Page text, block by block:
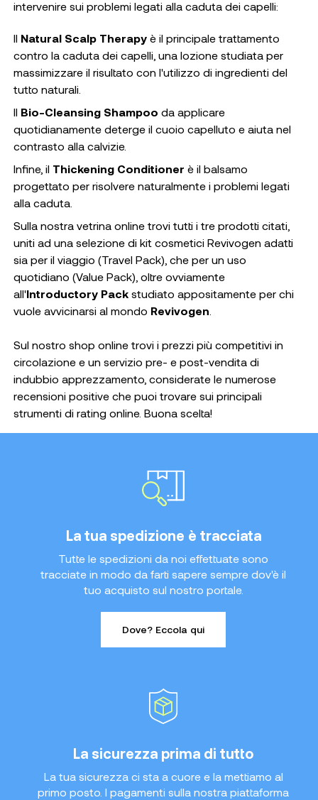
intervenire sui problemi legati alla caduta dei capelli:
Il Natural Scalp Therapyè il principale trattamento
contro la caduta dei capelli, una lozione studiata per
massimizzare il risultato con l'utilizzo di ingredienti del
tutto naturali.
Il Bio-Cleansing Shampoo da applicare
quotidianamente deterge il cuoio capelluto e aiuta nel
contrasto alla calvizie.
Infine, il Thickening Conditioner è il balsamo
progettato per risolvere naturalmente i problemi legati
alla caduta.
Sulla nostra vetrina online trovi tutti i tre prodotti citati,
uniti ad una selezione di kit cosmetici Revivogen adatti
sia per il viaggio (Travel Pack), che per un uso
quotidiano (Value Pack), oltre ovviamente
all'Introductory Packstudiato appositamente per chi
vuole avvicinarsi al mondo Revivogen
Sul nostro shop online trovi i prezzi più competitivi in
circolazione e un servizio pre- e post-vendita di
indubbio apprezzamento, considerate le numerose
recensioni positive che puoi trovare sui principali
strumenti di rating online. Buona scelta!
La tua spedizione è tracciata
Tutte le spedizioni da noi effettuate sono
tracciate in modo da farti sapere sempre dov'è il
tuo acquisto sul nostro portale.
Dove? Eccola qui
La sicurezza prima di tutto
La tua sicurezza ci sta a cuore e la mettiamo al
primo posto. I pagamenti sulla nostra piattaforma